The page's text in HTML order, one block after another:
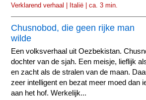
Verklarend verhaal | Italië | ca. 3 min.
Chusnobod, die geen rijke man
wilde
Een volksverhaal uit Oezbekistan.
dochter van de sjah. Een meisje, lieflijk
en zacht als de stralen van de maan.
zeer intelligent en bezat meer moed dan
aan het hof. Werkelijk...